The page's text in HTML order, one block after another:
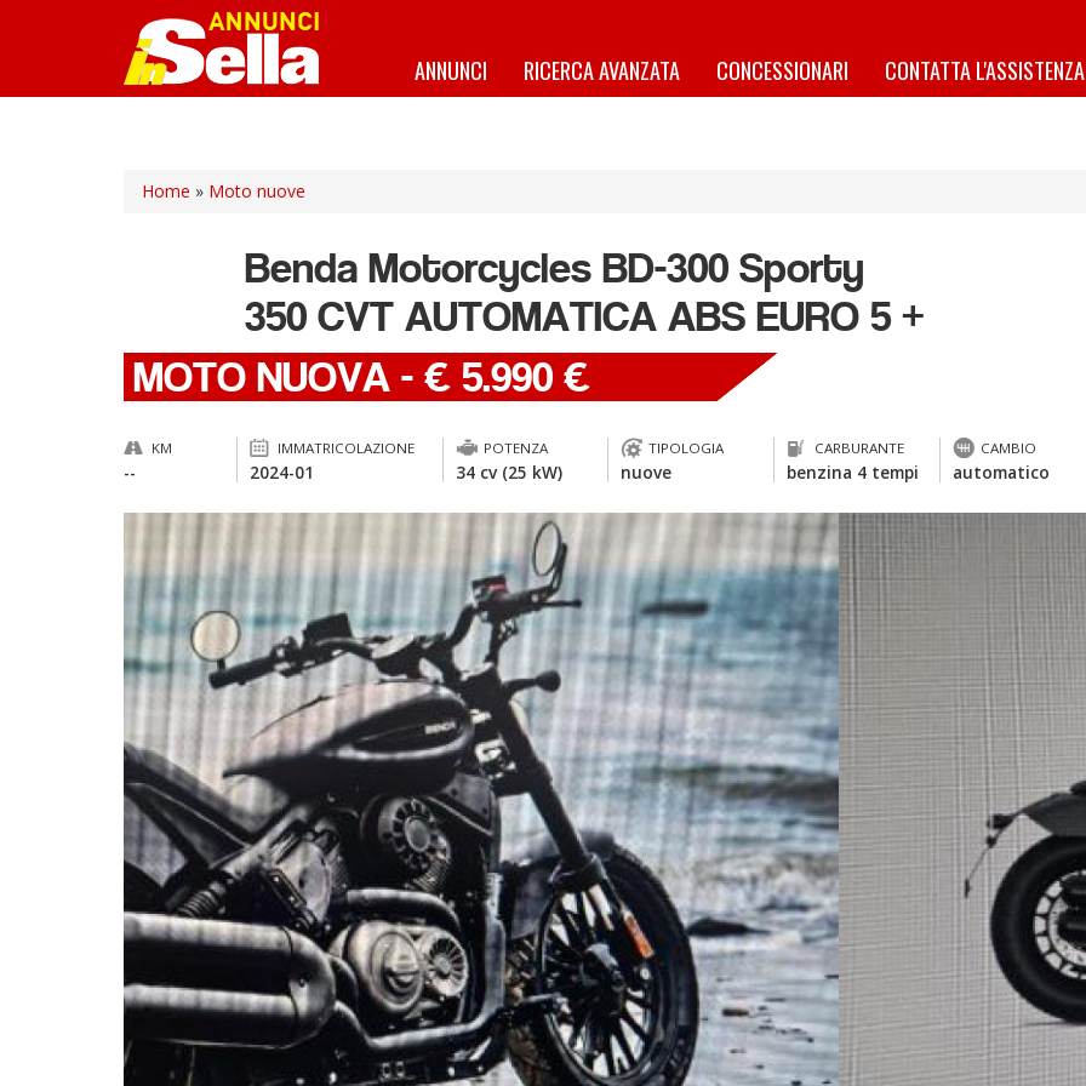
ANNUNCI RICERCA AVANZATA CONCESSIONARI CONTATTA L'ASSISTENZA
Home » Moto nuove
Benda Motorcycles BD-300 Sporty
350 CVT AUTOMATICA ABS EURO 5 +
MOTO NUOVA - € 5.990 €
KM
--
IMMATRICOLAZIONE
2024-01
POTENZA
34 cv (25 kW)
TIPOLOGIA
nuove
CARBURANTE
benzina 4 tempi
CAMBIO
automatico